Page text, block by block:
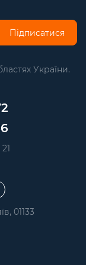
Підписатися
України.
01133